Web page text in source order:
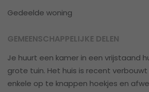
Gedeelde woning
GEMEENSCHAPPELIJKE DELEN
Je huurt een kamer in een vrijstaand
grote tuin. Het huis is recent
enkele op te knappen hoekjes en